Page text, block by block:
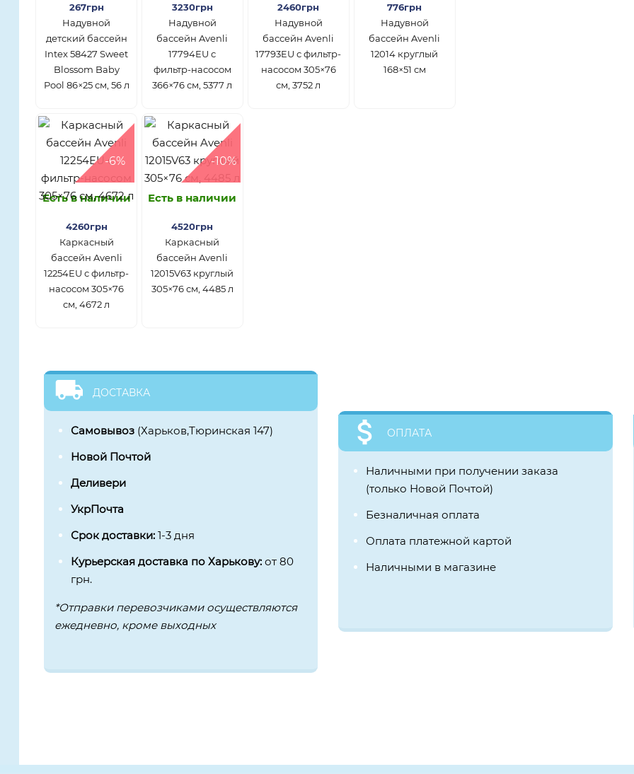
267грн
Надувной
детский бассейн
Intex 58427 Sweet
Blossom Baby
Pool 86×25 см, 56 л
3230грн
Надувной
бассейн Avenli
17794EU с
фильтр-насосом
366×76 см, 5377 л
2460грн
Надувной
бассейн Avenli
17793EU с фильтр-
насосом 305×76
см, 3752 л
776грн
Надувной
бассейн Avenli
12014 круглый
168×51 см
-6%
Есть в наличии
4260грн
Каркасный
бассейн Avenli
12254EU с фильтр-
насосом 305×76
см, 4672 л
-10%
Есть в наличии
4520грн
Каркасный
бассейн Avenli
12015V63 круглый
305×76 см, 4485 л
ДОСТАВКА
Самовывоз (Харьков,Тюринская 147)
Новой Почтой
Деливери
УкрПочта
Срок доставки:1-3 дня
Курьерская доставка по Харькову:от 80
грн.
*Отправки перевозчиками осуществляются
ежедневно, кроме выходных
ОПЛАТА
Наличными при получении заказа
(только Новой Почтой)
Безналичная оплата
Оплата платежной картой
Наличными в магазине